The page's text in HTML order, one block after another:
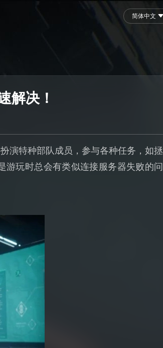
简体中文
解决！
演特种部队成员，参与各种任务，如拯
游玩时总会有类似连接服务器失败的问